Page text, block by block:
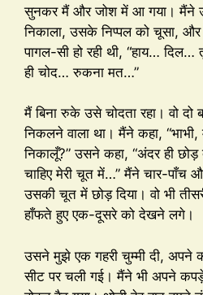
सुनकर मैं और जोश में आ गया। मैंने
निकाला, उसके निप्पल को चूसा,
पागल-सी हो रही थी, “हाय…
ही चोद… रुकना मत…”
मैं बिना रुके उसे चोदता रहा। वो
निकलने वाला था। मैंने कहा,
निकालूँ?” उसने कहा, “अंदर ही
चाहिए मेरी चूत में…” मैंने चार-पाँच
उसकी चूत में छोड़ दिया। वो भी
हाँफते हुए एक-दूसरे को देखने लगे।
उसने मुझे एक गहरी चुम्मी दी, अपने
सीट पर चली गई। मैंने भी अपने